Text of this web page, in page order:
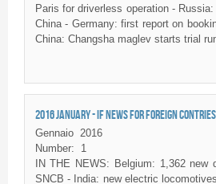
Paris for driverless operation -
China - Germany: first report on
China: Changsha maglev starts trial
2016 JANUARY - IF NEWS FOR FOREIGN CONTRIES
Gennaio 2016
Number:
1
IN THE NEWS: Belgium: 1,362 new
SNCB - India: new electric